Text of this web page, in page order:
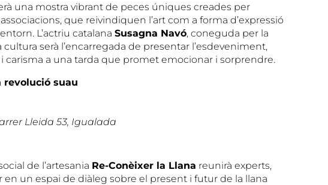
una mostra vibrant de peces úniques creades per
que reivindiquen l’art com a forma d’expressió
L’actriu catalana Susagna Navó, coneguda per la
cultura serà l’encarregada de presentar l’esdeveniment,
carisma a una tarda que promet emocionar i sorprendre.
revolució suau
Lleida 53, Igualada
de l’artesania Re-Conèixer la Llana reunirà experts,
en un espai de diàleg sobre el present i futur de la llana